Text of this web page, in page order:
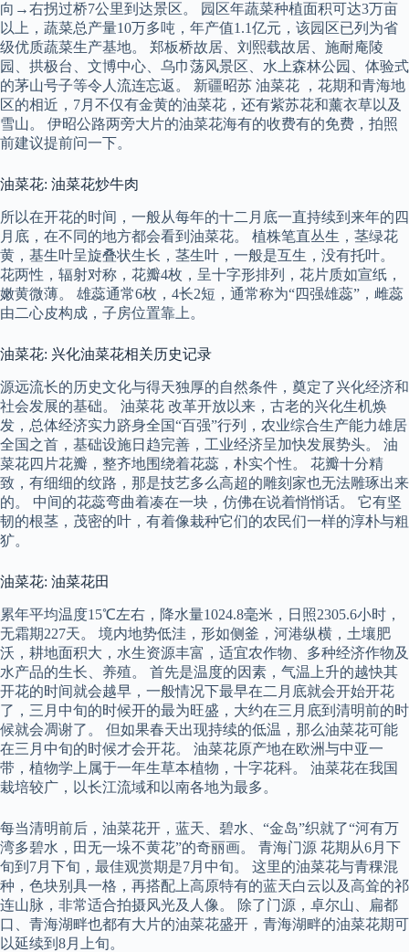
向→右拐过桥7公里到达景区。 园区年蔬菜种植面积可达3万亩
以上，蔬菜总产量10万多吨，年产值1.1亿元，该园区已列为省
级优质蔬菜生产基地。 郑板桥故居、刘熙载故居、施耐庵陵
园、拱极台、文博中心、乌巾荡风景区、水上森林公园、体验式
的茅山号子等令人流连忘返。 新疆昭苏 油菜花 ，花期和青海地
区的相近，7月不仅有金黄的油菜花，还有紫苏花和薰衣草以及
雪山。 伊昭公路两旁大片的油菜花海有的收费有的免费，拍照
前建议提前问一下。
油菜花: 油菜花炒牛肉
所以在开花的时间，一般从每年的十二月底一直持续到来年的四
月底，在不同的地方都会看到油菜花。 植株笔直丛生，茎绿花
黄，基生叶呈旋叠状生长，茎生叶，一般是互生，没有托叶。
花两性，辐射对称，花瓣4枚，呈十字形排列，花片质如宣纸，
嫩黄微薄。 雄蕊通常6枚，4长2短，通常称为“四强雄蕊”，雌蕊
由二心皮构成，子房位置靠上。
油菜花: 兴化油菜花相关历史记录
源远流长的历史文化与得天独厚的自然条件，奠定了兴化经济和
社会发展的基础。 油菜花 改革开放以来，古老的兴化生机焕
发，总体经济实力跻身全国“百强”行列，农业综合生产能力雄居
全国之首，基础设施日趋完善，工业经济呈加快发展势头。 油
菜花四片花瓣，整齐地围绕着花蕊，朴实个性。 花瓣十分精
致，有细细的纹路，那是技艺多么高超的雕刻家也无法雕琢出来
的。 中间的花蕊弯曲着凑在一块，仿佛在说着悄悄话。 它有坚
韧的根茎，茂密的叶，有着像栽种它们的农民们一样的淳朴与粗
犷。
油菜花: 油菜花田
累年平均温度15℃左右，降水量1024.8毫米，日照2305.6小时，
无霜期227天。 境内地势低洼，形如侧釜，河港纵横，土壤肥
沃，耕地面积大，水生资源丰富，适宜农作物、多种经济作物及
水产品的生长、养殖。 首先是温度的因素，气温上升的越快其
开花的时间就会越早，一般情况下最早在二月底就会开始开花
了，三月中旬的时候开的最为旺盛，大约在三月底到清明前的时
候就会凋谢了。 但如果春天出现持续的低温，那么油菜花可能
在三月中旬的时候才会开花。 油菜花原产地在欧洲与中亚一
带，植物学上属于一年生草本植物，十字花科。 油菜花在我国
栽培较广，以长江流域和以南各地为最多。
每当清明前后，油菜花开，蓝天、碧水、“金岛”织就了“河有万
湾多碧水，田无一垛不黄花”的奇丽画。 青海门源 花期从6月下
旬到7月下旬，最佳观赏期是7月中旬。 这里的油菜花与青稞混
种，色块别具一格，再搭配上高原特有的蓝天白云以及高耸的祁
连山脉，非常适合拍摄风光及人像。 除了门源，卓尔山、扁都
口、青海湖畔也都有大片的油菜花盛开，青海湖畔的油菜花期可
以延续到8月上旬。